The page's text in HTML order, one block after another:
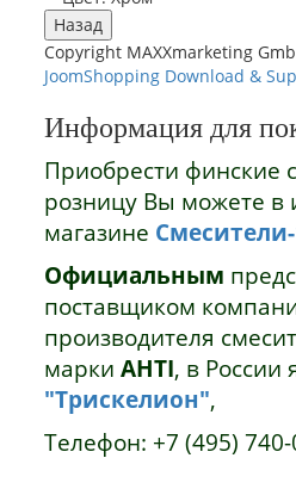
Copyright MAXXmarketing
JoomShopping Download &
Информация для
Приобрести финские
розницу Вы можете в
магазине Смесители-
Официальным
поставщиком
производителя
маркиAHTI, в России
"Трискелион",
Телефон: +7 (495) 740-